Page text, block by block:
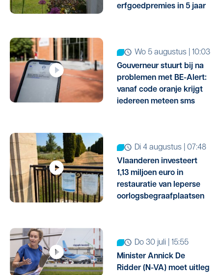
erfgoedpremies in 5 jaar
wo 5 augustus | 10:03
Gouverneur stuurt bij na
problemen met BE-Alert:
vanaf code oranje krijgt
iedereen meteen sms
di 4 augustus | 07:48
Vlaanderen investeert
1,13 miljoen euro in
restauratie van Ieperse
oorlogsbegraafplaatsen
do 30 juli | 15:55
Minister Annick De
Ridder (N-VA) moet uitleg